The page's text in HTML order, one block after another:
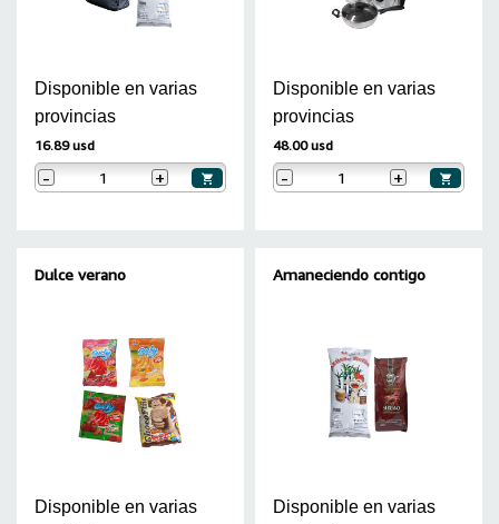
Disponible en varias
provincias
16.89 usd
- +
Disponible en varias
provincias
48.00 usd
- +
Dulce verano
Disponible en varias
Amaneciendo contigo
Disponible en varias